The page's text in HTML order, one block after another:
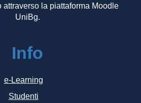
attraverso la piattaforma Moodle
UniBg.
Info
e-Learning
Studenti